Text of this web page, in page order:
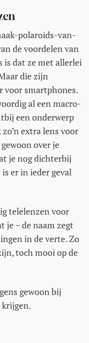
polaroids-van-
de voordelen van
is dat ze met allerlei
die zijn
voor smartphones.
al een macro-
een onderwerp
extra lens voor
over je
je nog dichterbij
er in ieder geval
telelenzen voor
je – de naam zegt
in de verte. Zo
toch mooi op de
gewoon bij
krijgen.